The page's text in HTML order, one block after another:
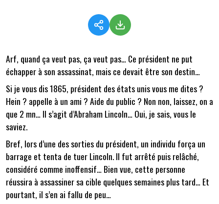
Arf, quand ça veut pas, ça veut pas… Ce président ne put
échapper à son assassinat, mais ce devait être son destin…
Si je vous dis 1865, président des états unis vous me dites ?
Hein ? appelle à un ami ? Aide du public ? Non non, laissez, on a
que 2 mn… Il s’agit d’Abraham Lincoln… Oui, je sais, vous le
saviez.
Bref, lors d’une des sorties du président, un individu força un
barrage et tenta de tuer Lincoln. Il fut arrêté puis relâché,
considéré comme inoffensif… Bien vue, cette personne
réussira à assassiner sa cible quelques semaines plus tard… Et
pourtant, il s’en ai fallu de peu…